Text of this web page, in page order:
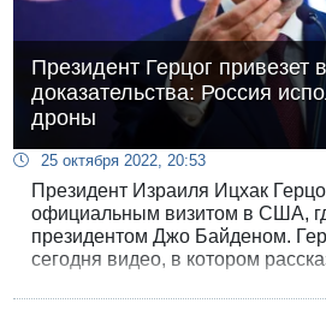
Президент Герцог привезет
доказательства: Россия
дроны
25 октября 2022, 20:53
Президент Израиля Ицхак
официальным визитом в США,
президентом Джо Байденом.
сегодня видео, в котором